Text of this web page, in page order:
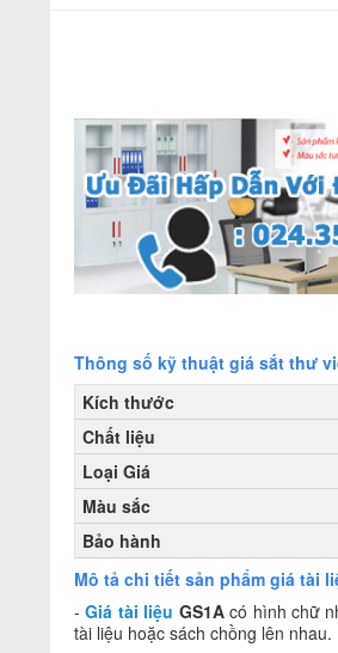
Thông số kỹ thuật giá sắt thư
Kích thước
Chất liệu
Loại Giá
Màu sắc
Bảo hành
Mô tả chi tiết sản phẩm giá tài
-Giá tài liệu GS1Acó hình chữ
tài liệu hoặc sách chồng lên nhau.